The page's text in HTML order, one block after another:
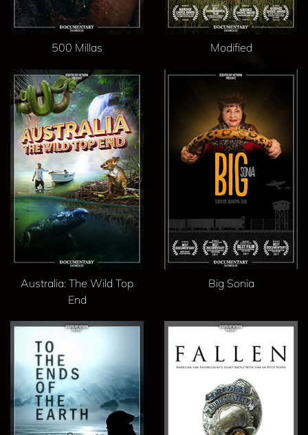
500 Millas Modified
Australia: The Wild Top
End
Big Sonia